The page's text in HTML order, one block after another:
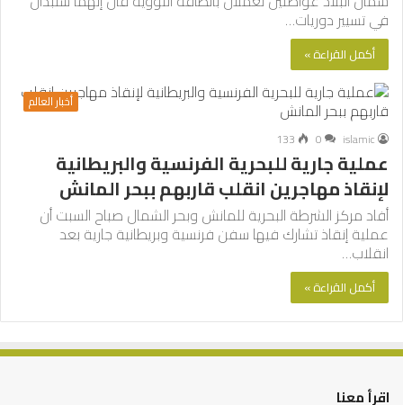
في تسيير دوريات…
أكمل القراءة »
أخبار العالم
islamic
0
133
عملية جارية للبحرية الفرنسية والبريطانية
لإنقاذ مهاجرين انقلب قاربهم ببحر المانش
أفاد مركز الشرطة البحرية للمانش وبحر الشمال صباح السبت أن
عملية إنقاذ تشارك فيها سفن فرنسية وبريطانية جارية بعد
انقلاب…
أكمل القراءة »
اقرأ معنا